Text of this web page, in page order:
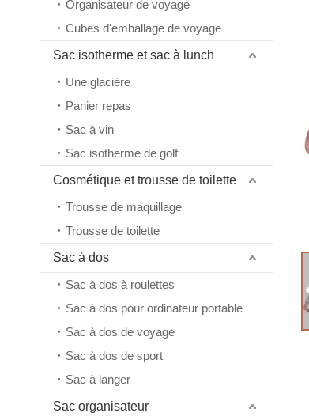
Organisateur de voyage
Cubes d'emballage de voyage
Sac isotherme et sac à lunch
Une glacière
Panier repas
Sac à vin
Sac isotherme de golf
Cosmétique et trousse de toilette
Trousse de maquillage
Trousse de toilette
Sac à dos
Sac à dos à roulettes
Sac à dos pour ordinateur portable
Sac à dos de voyage
Sac à dos de sport
Sac à langer
Sac organisateur